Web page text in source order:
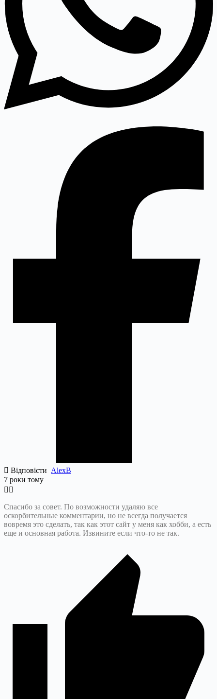
Відповісти AlexB
7 роки тому
Спасибо за совет. По возможности удаляю все
оскорбительные комментарии, но не всегда получается
вовремя это сделать, так как этот сайт у меня как хобби, а есть
еще и основная работа. Извините если что-то не так.